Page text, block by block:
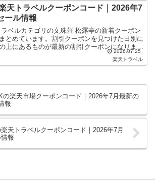
天トラベルクーポンコード｜2026年7
ール情報
ベルカテゴリの文珠荘 松露亭の新着クーポン
とめています。割引クーポンを見つけた日別に
上にあるものが最新の割引クーポンになりま
の予約などで使えるクーポンやセール...2026.07.25
楽天トラベル
の楽天市場クーポンコード｜2026年7月最新の
報
天トラベルクーポンコード｜2026年7月
報